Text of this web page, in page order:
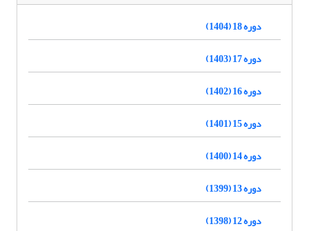
دوره 18 (1404)
دوره 17 (1403)
دوره 16 (1402)
دوره 15 (1401)
دوره 14 (1400)
دوره 13 (1399)
دوره 12 (1398)